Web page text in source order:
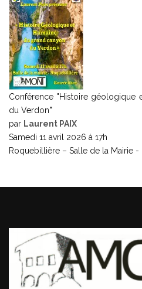
Conférence "Histoire géologique
du Verdon"
par Laurent PAIX
Samedi 11 avril 2026 à 17h
Roquebillière – Salle de la Mairie -